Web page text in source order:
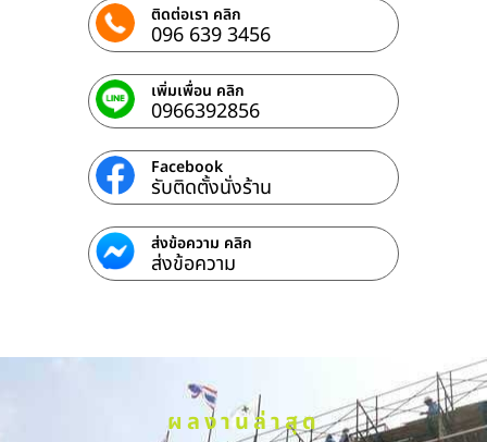
ติดต่อเรา คลิก
096 639 3456
เพิ่มเพื่อน คลิก
0966392856
Facebook
รับติดตั้งนั่งร้าน
ส่งข้อความ คลิก
ส่งข้อความ
ผลงานล่าสุด